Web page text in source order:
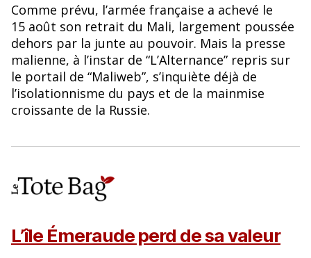
Comme prévu, l’armée française a achevé le
15 août son retrait du Mali, largement poussée
dehors par la junte au pouvoir. Mais la presse
malienne, à l’instar de “L’Alternance” repris sur
le portail de “Maliweb”, s’inquiète déjà de
l’isolationnisme du pays et de la mainmise
croissante de la Russie.
L’île Émeraude perd de sa valeur